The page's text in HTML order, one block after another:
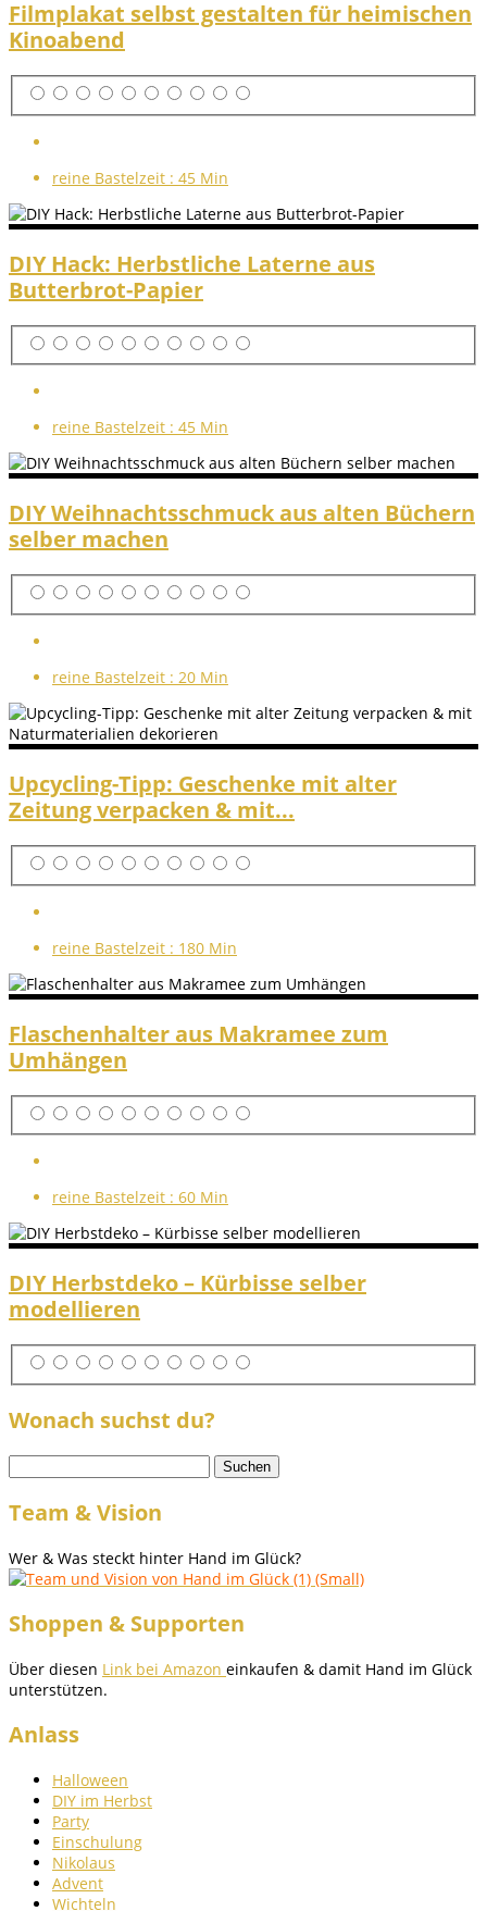
Filmplakat selbst gestalten für heimischen
Kinoabend
reine Bastelzeit : 45 Min
DIY Hack: Herbstliche Laterne aus
Butterbrot-Papier
reine Bastelzeit : 45 Min
DIY Weihnachtsschmuck aus alten Büchern
selber machen
reine Bastelzeit : 20 Min
Upcycling-Tipp: Geschenke mit alter
Zeitung verpacken & mit...
reine Bastelzeit : 180 Min
Flaschenhalter aus Makramee zum
Umhängen
reine Bastelzeit : 60 Min
DIY Herbstdeko – Kürbisse selber
modellieren
Wonach suchst du?
nach:
Team & Vision
Wer & Was steckt hinter Hand im Glück?
Shoppen & Supporten
Über diesen Link bei Amazon einkaufen & damit Hand im Glück
unterstützen.
Anlass
Halloween
DIY im Herbst
Party
Einschulung
Nikolaus
Advent
Wichteln